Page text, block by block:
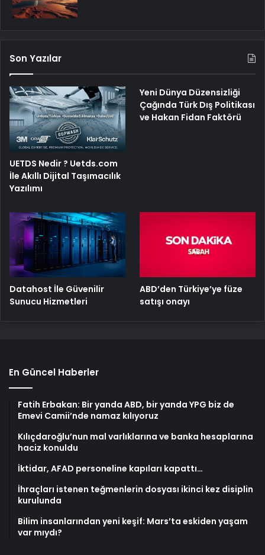
Son Yazılar
UETDS Nedir ? Uetds.com
İle Akıllı Dijital Taşımacılık
Yazılımı
Yeni Dünya Düzensizliği
Çağında Türk Dış Politikası
ve Hakan Fidan Faktörü
Datahost İle Güvenilir
Sunucu Hizmetleri
ABD’den Türkiye’ye füze
satışı onayı
En Güncel Haberler
Fatih Erbakan: Bir yanda ABD, bir yanda YPG biz de
Emevi Camii’nde namaz kılıyoruz
Kılıçdaroğlu’nun mal varlıklarına ve banka hesaplarına
haciz konuldu
İktidar, AFAD personeline kapıları kapattı…
İhraçları istenen teğmenlerin dosyası ikinci kez disiplin
kurulunda
Bilim insanlarından yeni keşif: Mars’ta eskiden yaşam
var mıydı?